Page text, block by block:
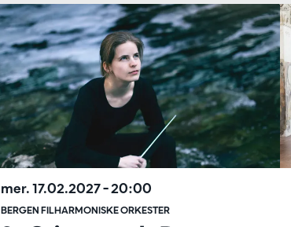
BERGEN FILHARMONISKE ORKESTER
mer. 17.02.2027– 20:00